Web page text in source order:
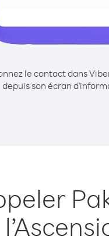
le contact dans
depuis son écran